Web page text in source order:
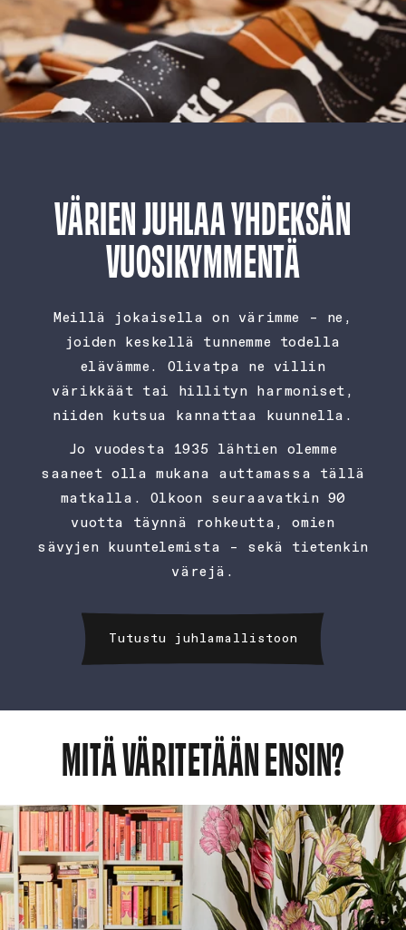
VÄRIEN JUHLAA YHDEKSÄN
VUOSIKYMMENTÄ
Meillä jokaisella on värimme – ne,
joiden keskellä tunnemme todella
elävämme. Olivatpa ne villin
värikkäät tai hillityn harmoniset,
niiden kutsua kannattaa kuunnella.
Jo vuodesta 1935 lähtien olemme
saaneet olla mukana auttamassa tällä
matkalla. Olkoon seuraavatkin 90
vuotta täynnä rohkeutta, omien
sävyjen kuuntelemista – sekä tietenkin
värejä.
Tutustu juhlamallistoon
MITÄ VÄRITETÄÄN ENSIN?